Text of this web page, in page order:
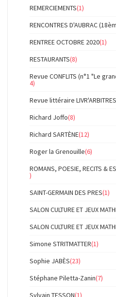
REMERCIEMENTS(1)
RENCONTRES D'AUBRAC
RENTREE OCTOBRE 2020(1)
RESTAURANTS(8)
Revue CONFLITS (n°1 "Le
4)
Revue littéraire LIVR'ARBITRES
Richard Joffo(8)
Richard SARTÈNE(12)
Roger la Grenouille(6)
ROMANS, POESIE, RECITS &
)
SAINT-GERMAIN DES PRES(1)
SALON CULTURE ET JEUX
SALON CULTURE ET JEUX
Simone STRITMATTER(1)
Sophie JABÈS(23)
Stéphane Piletta-Zanin(7)
Sylvain TESSON(1)